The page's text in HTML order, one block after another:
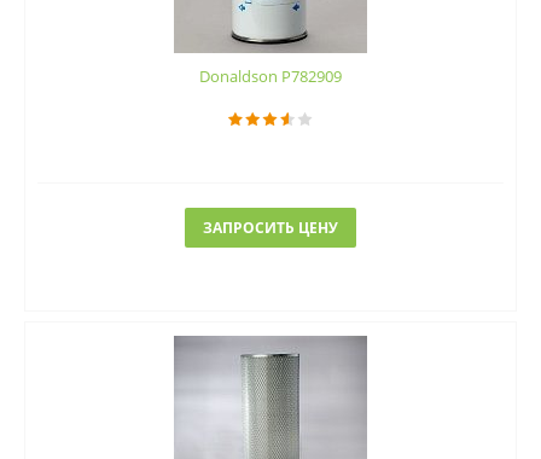
Donaldson P782909
ЗАПРОСИТЬ ЦЕНУ